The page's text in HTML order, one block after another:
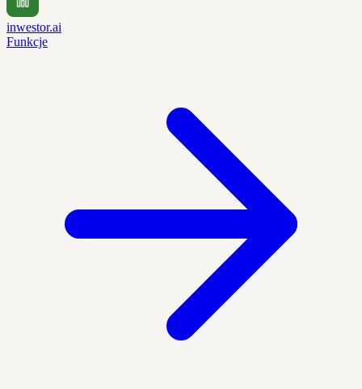
inwestor.ai
Funkcje